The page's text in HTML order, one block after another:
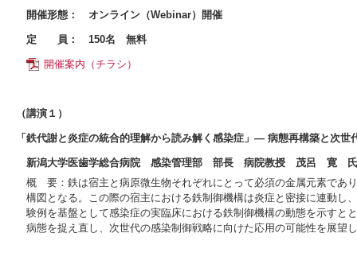
開催形態： オンライン（Webinar）開催
定 員： 150名 無料
開催案内（チラシ）
（講演１）
「鉄代謝と炎症の統合的理解から読み解く感染症」― 病態再構築と次
新潟大学医歯学総合病院 感染管理部 部長 病院教授 茂呂 寛 氏
概 要：鉄は宿主と病原微生物それぞれにとって必須の金属元素であ
構図となる。この際の宿主における鉄制御機構は炎症と密接に連動し
験例を基盤として感染症の実臨床における鉄制御機構の動態を示すと
病態を捉え直し、次世代の感染制御戦略に向けた応用の可能性を展望